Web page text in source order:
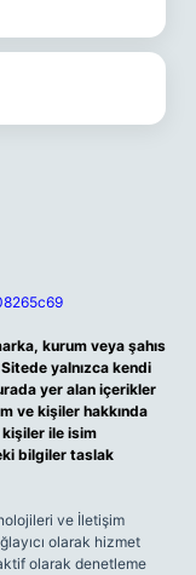
kurum veya şahıs
yalnızca kendi
yer alan içerikler
ve kişiler hakkında
kişiler ile isim
bilgiler taslak
ve İletişim
olarak hizmet
olarak denetleme